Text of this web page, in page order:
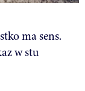
ma sens.
w stu